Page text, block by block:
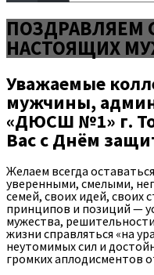
ПОЗДРАВЛЯЕМ
НАСТОЯЩИХ
Уважаемые
мужчины,
«ДЮСШ №1» г.
Вас с Днём
Желаем всегда
уверенными, смелыми,
семей, своих идей, своих
принципов и позиций —
мужества,
жизни справляться «на
неутомимых сил и
громких аплодисментов